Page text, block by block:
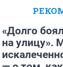
«Долго
на улицу».